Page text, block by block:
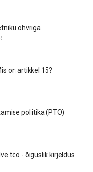
ohvriga
on artikkel 15?
poliitika (PTO)
töö - õiguslik kirjeldus